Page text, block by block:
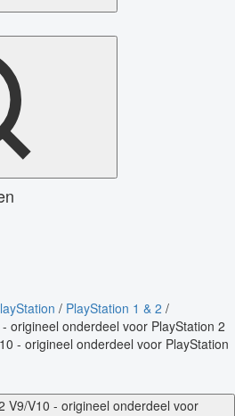
/ PlayStation 1 & 2 /
origineel onderdeel voor PlayStation 2